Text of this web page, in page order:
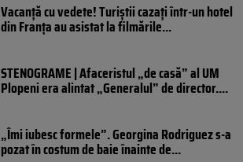
Vacanță cu vedete! Turiștii cazați într-un hotel
din Franța au asistat la filmările...
STENOGRAME | Afaceristul „de casă” al UM
Plopeni era alintat „Generalul” de director....
„Îmi iubesc formele”. Georgina Rodriguez s-a
pozat în costum de baie înainte de...